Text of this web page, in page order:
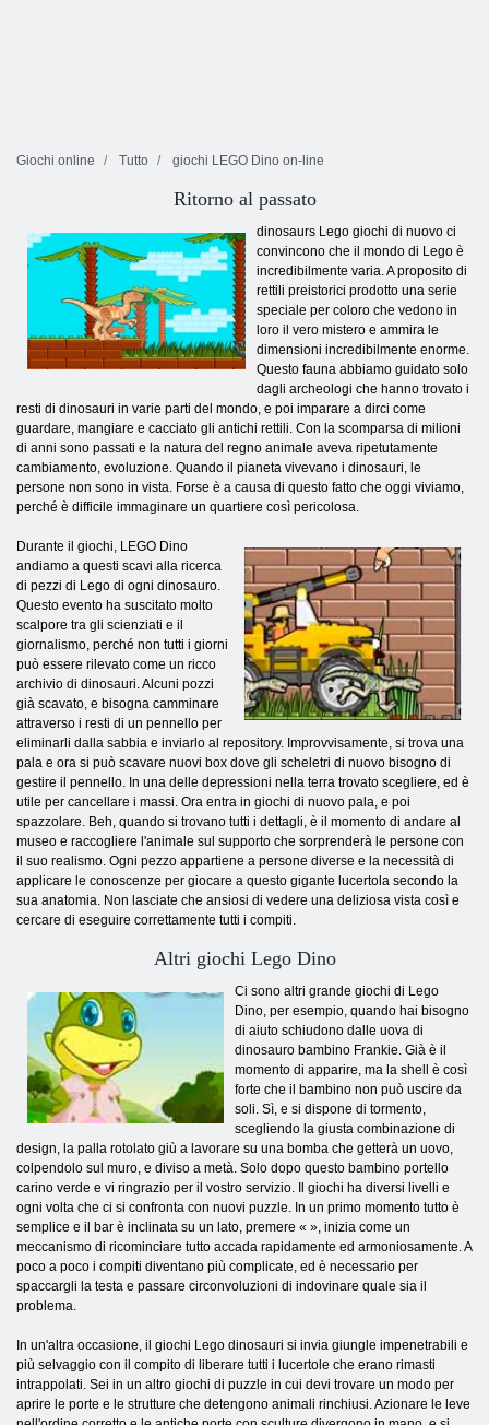
Giochi online Tutto giochi LEGO Dino on-line
Ritorno al passato
dinosaurs Lego giochi di nuovo ci
convincono che il mondo di Lego è
incredibilmente varia. A proposito di
rettili preistorici prodotto una serie
speciale per coloro che vedono in
loro il vero mistero e ammira le
dimensioni incredibilmente enorme.
Questo fauna abbiamo guidato solo
dagli archeologi che hanno trovato i
resti di dinosauri in varie parti del mondo, e poi imparare a dirci come
guardare, mangiare e cacciato gli antichi rettili. Con la scomparsa di milioni
di anni sono passati e la natura del regno animale aveva ripetutamente
cambiamento, evoluzione. Quando il pianeta vivevano i dinosauri, le
persone non sono in vista. Forse è a causa di questo fatto che oggi viviamo,
perché è difficile immaginare un quartiere così pericolosa.
Durante il giochi, LEGO Dino
andiamo a questi scavi alla ricerca
di pezzi di Lego di ogni dinosauro.
Questo evento ha suscitato molto
scalpore tra gli scienziati e il
giornalismo, perché non tutti i giorni
può essere rilevato come un ricco
archivio di dinosauri. Alcuni pozzi
già scavato, e bisogna camminare
attraverso i resti di un pennello per
eliminarli dalla sabbia e inviarlo al repository. Improvvisamente, si trova una
pala e ora si può scavare nuovi box dove gli scheletri di nuovo bisogno di
gestire il pennello. In una delle depressioni nella terra trovato scegliere, ed è
utile per cancellare i massi. Ora entra in giochi di nuovo pala, e poi
spazzolare. Beh, quando si trovano tutti i dettagli, è il momento di andare al
museo e raccogliere l'animale sul supporto che sorprenderà le persone con
il suo realismo. Ogni pezzo appartiene a persone diverse e la necessità di
applicare le conoscenze per giocare a questo gigante lucertola secondo la
sua anatomia. Non lasciate che ansiosi di vedere una deliziosa vista così e
cercare di eseguire correttamente tutti i compiti.
Altri giochi Lego Dino
Ci sono altri grande giochi di Lego
Dino, per esempio, quando hai bisogno
di aiuto schiudono dalle uova di
dinosauro bambino Frankie. Già è il
momento di apparire, ma la shell è così
forte che il bambino non può uscire da
soli. Sì, e si dispone di tormento,
scegliendo la giusta combinazione di
design, la palla rotolato giù a lavorare su una bomba che getterà un uovo,
colpendolo sul muro, e diviso a metà. Solo dopo questo bambino portello
carino verde e vi ringrazio per il vostro servizio. Il giochi ha diversi livelli e
ogni volta che ci si confronta con nuovi puzzle. In un primo momento tutto è
semplice e il bar è inclinata su un lato, premere « », inizia come un
meccanismo di ricominciare tutto accada rapidamente ed armoniosamente. A
poco a poco i compiti diventano più complicate, ed è necessario per
spaccargli la testa e passare circonvoluzioni di indovinare quale sia il
problema.
In un'altra occasione, il giochi Lego dinosauri si invia giungle impenetrabili e
più selvaggio con il compito di liberare tutti i lucertole che erano rimasti
intrappolati. Sei in un altro giochi di puzzle in cui devi trovare un modo per
aprire le porte e le strutture che detengono animali rinchiusi. Azionare le leve